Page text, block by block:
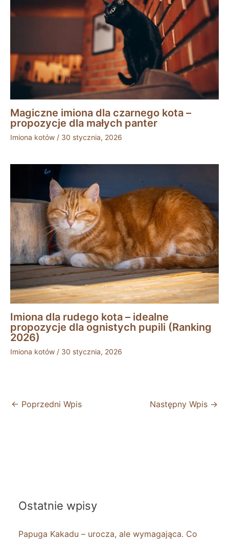
Magiczne imiona dla czarnego kota –
propozycje dla małych panter
Imiona kotów / 30 stycznia, 2026
Imiona dla rudego kota – idealne
propozycje dla ognistych pupili (Ranking
2026)
Imiona kotów / 30 stycznia, 2026
← Poprzedni Wpis Następny Wpis →
Ostatnie wpisy
Papuga Kakadu – urocza, ale wymagająca. Co